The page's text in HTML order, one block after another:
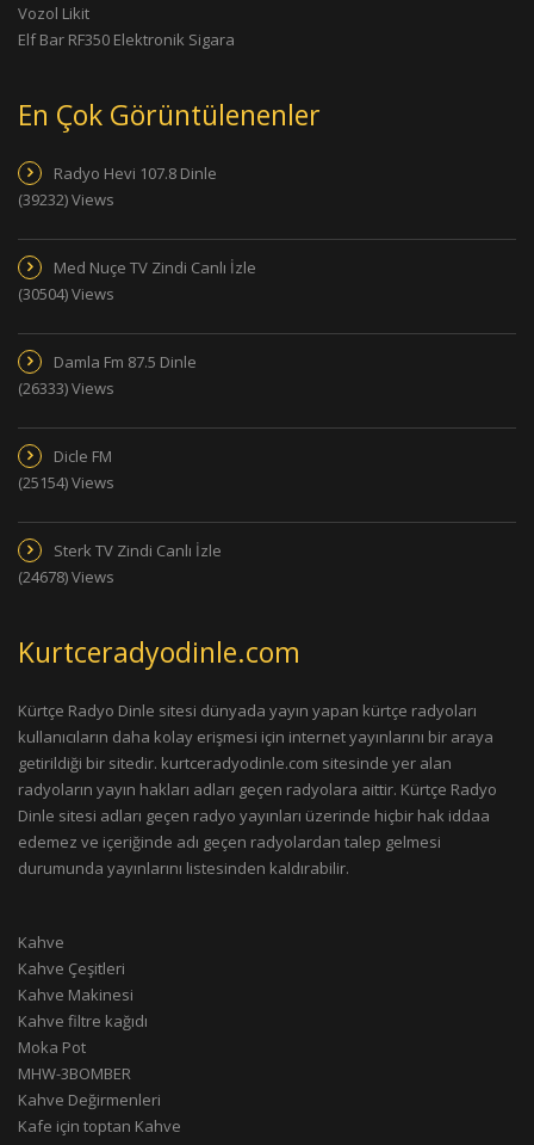
Vozol Likit
Elf Bar RF350 Elektronik Sigara
En Çok Görüntülenenler
Radyo Hevi 107.8 Dinle
(39232) Views
Med Nuçe TV Zindi Canlı İzle
(30504) Views
Damla Fm 87.5 Dinle
(26333) Views
Dicle FM
(25154) Views
Sterk TV Zindi Canlı İzle
(24678) Views
Kurtceradyodinle.com
Kürtçe Radyo Dinle sitesi dünyada yayın yapan kürtçe radyoları
kullanıcıların daha kolay erişmesi için internet yayınlarını bir araya
getirildiği bir sitedir. kurtceradyodinle.com sitesinde yer alan
radyoların yayın hakları adları geçen radyolara aittir. Kürtçe Radyo
Dinle sitesi adları geçen radyo yayınları üzerinde hiçbir hak iddaa
edemez ve içeriğinde adı geçen radyolardan talep gelmesi
durumunda yayınlarını listesinden kaldırabilir.
Kahve
Kahve Çeşitleri
Kahve Makinesi
Kahve filtre kağıdı
Moka Pot
MHW-3BOMBER
Kahve Değirmenleri
Kafe için toptan Kahve